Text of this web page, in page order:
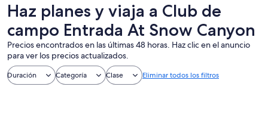
Haz planes y viaja a Club de
campo Entrada At Snow Canyon
Precios encontrados en las últimas 48 horas. Haz clic en el anuncio
para ver los precios actualizados.
Duración Categoría Clase Eliminar todos los filtros